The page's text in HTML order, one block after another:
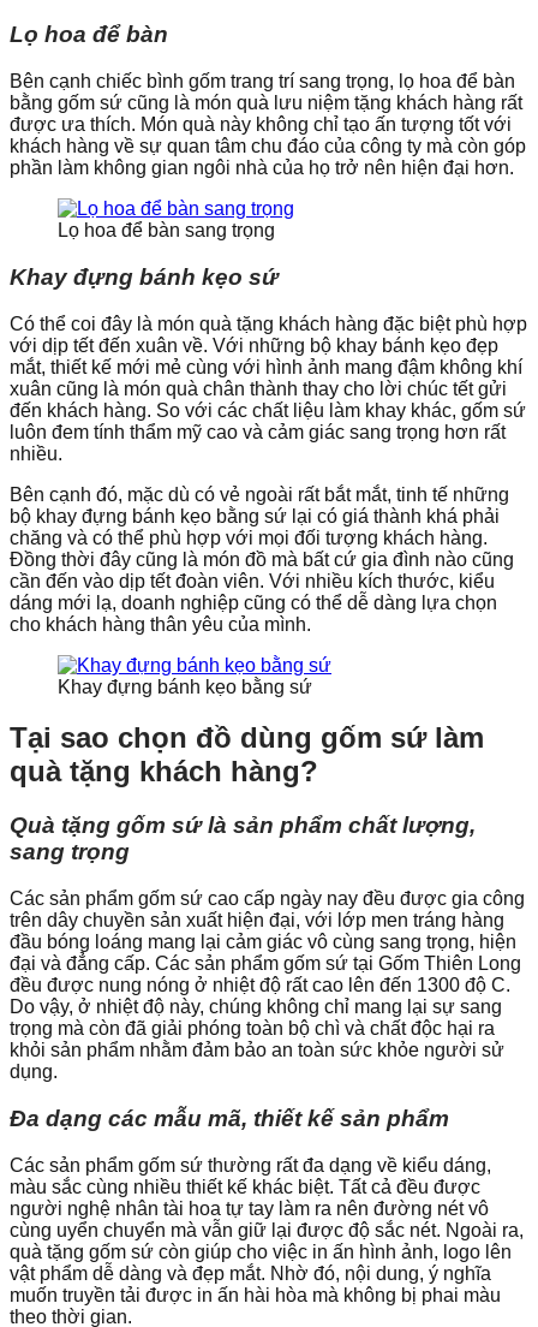
Lọ hoa để bàn
Bên cạnh chiếc bình gốm trang trí sang trọng, lọ hoa để bàn
bằng gốm sứ cũng là món quà lưu niệm tặng khách hàng rất
được ưa thích. Món quà này không chỉ tạo ấn tượng tốt với
khách hàng về sự quan tâm chu đáo của công ty mà còn góp
phần làm không gian ngôi nhà của họ trở nên hiện đại hơn.
Lọ hoa để bàn sang trọng
Khay đựng bánh kẹo sứ
Có thể coi đây là món quà tặng khách hàng đặc biệt phù hợp
với dịp tết đến xuân về. Với những bộ khay bánh kẹo đẹp
mắt, thiết kế mới mẻ cùng với hình ảnh mang đậm không khí
xuân cũng là món quà chân thành thay cho lời chúc tết gửi
đến khách hàng. So với các chất liệu làm khay khác, gốm sứ
luôn đem tính thẩm mỹ cao và cảm giác sang trọng hơn rất
nhiều.
Bên cạnh đó, mặc dù có vẻ ngoài rất bắt mắt, tinh tế những
bộ khay đựng bánh kẹo bằng sứ lại có giá thành khá phải
chăng và có thể phù hợp với mọi đối tượng khách hàng.
Đồng thời đây cũng là món đồ mà bất cứ gia đình nào cũng
cần đến vào dịp tết đoàn viên. Với nhiều kích thước, kiểu
dáng mới lạ, doanh nghiệp cũng có thể dễ dàng lựa chọn
cho khách hàng thân yêu của mình.
Khay đựng bánh kẹo bằng sứ
Tại sao chọn đồ dùng gốm sứ làm
quà tặng khách hàng?
Quà tặng gốm sứ là sản phẩm chất lượng,
sang trọng
Các sản phẩm gốm sứ cao cấp ngày nay đều được gia công
trên dây chuyền sản xuất hiện đại, với lớp men tráng hàng
đầu bóng loáng mang lại cảm giác vô cùng sang trọng, hiện
đại và đẳng cấp. Các sản phẩm gốm sứ tại Gốm Thiên Long
đều được nung nóng ở nhiệt độ rất cao lên đến 1300 độ C.
Do vậy, ở nhiệt độ này, chúng không chỉ mang lại sự sang
trọng mà còn đã giải phóng toàn bộ chì và chất độc hại ra
khỏi sản phẩm nhằm đảm bảo an toàn sức khỏe người sử
dụng.
Đa dạng các mẫu mã, thiết kế sản phẩm
Các sản phẩm gốm sứ thường rất đa dạng về kiểu dáng,
màu sắc cùng nhiều thiết kế khác biệt. Tất cả đều được
người nghệ nhân tài hoa tự tay làm ra nên đường nét vô
cùng uyển chuyển mà vẫn giữ lại được độ sắc nét. Ngoài ra,
quà tặng gốm sứ còn giúp cho việc in ấn hình ảnh, logo lên
vật phẩm dễ dàng và đẹp mắt. Nhờ đó, nội dung, ý nghĩa
muốn truyền tải được in ấn hài hòa mà không bị phai màu
theo thời gian.